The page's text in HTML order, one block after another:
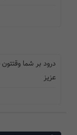
درود بر شما
عزیز